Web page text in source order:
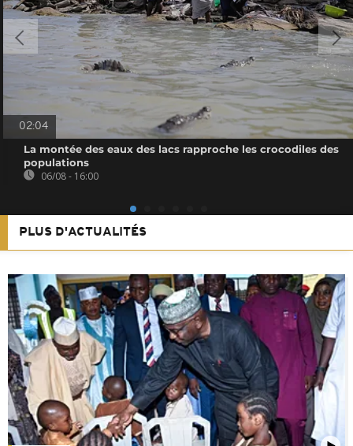
02:04
La montée des eaux des lacs rapproche les crocodiles des
populations
06/08 - 16:00
PLUS D'ACTUALITÉS